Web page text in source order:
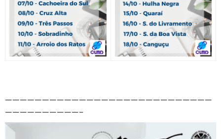
————————————————————————————
——————————–